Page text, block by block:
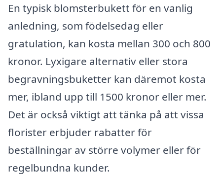
En typisk blomsterbukett för en vanlig
anledning, som födelsedag eller
gratulation, kan kosta mellan 300 och 800
kronor. Lyxigare alternativ eller stora
begravningsbuketter kan däremot kosta
mer, ibland upp till 1500 kronor eller mer.
Det är också viktigt att tänka på att vissa
florister erbjuder rabatter för
beställningar av större volymer eller för
regelbundna kunder.